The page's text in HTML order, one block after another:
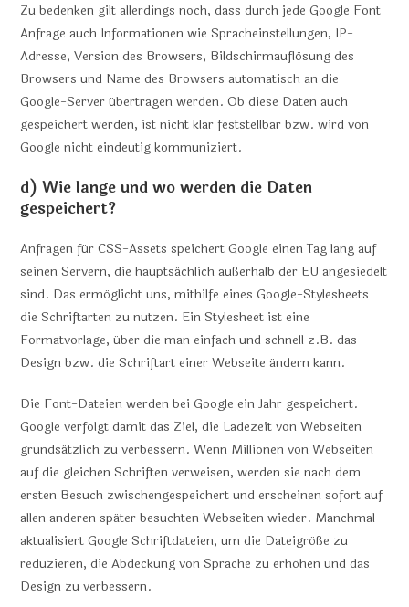
Zu bedenken gilt allerdings noch, dass durch jede Google Font
Anfrage auch Informationen wie Spracheinstellungen, IP-
Adresse, Version des Browsers, Bildschirmauflösung des
Browsers und Name des Browsers automatisch an die
Google-Server übertragen werden. Ob diese Daten auch
gespeichert werden, ist nicht klar feststellbar bzw. wird von
Google nicht eindeutig kommuniziert.
d) Wie lange und wo werden die Daten
gespeichert?
Anfragen für CSS-Assets speichert Google einen Tag lang auf
seinen Servern, die hauptsächlich außerhalb der EU angesiedelt
sind. Das ermöglicht uns, mithilfe eines Google-Stylesheets
die Schriftarten zu nutzen. Ein Stylesheet ist eine
Formatvorlage, über die man einfach und schnell z.B. das
Design bzw. die Schriftart einer Webseite ändern kann.
Die Font-Dateien werden bei Google ein Jahr gespeichert.
Google verfolgt damit das Ziel, die Ladezeit von Webseiten
grundsätzlich zu verbessern. Wenn Millionen von Webseiten
auf die gleichen Schriften verweisen, werden sie nach dem
ersten Besuch zwischengespeichert und erscheinen sofort auf
allen anderen später besuchten Webseiten wieder. Manchmal
aktualisiert Google Schriftdateien, um die Dateigröße zu
reduzieren, die Abdeckung von Sprache zu erhöhen und das
Design zu verbessern.